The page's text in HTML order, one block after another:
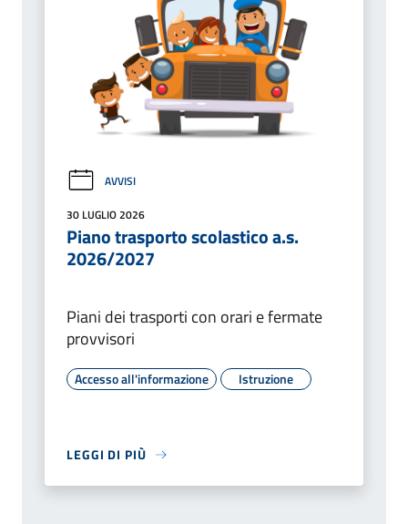
AVVISI
30 LUGLIO 2026
Piano trasporto scolastico a.s.
2026/2027
Piani dei trasporti con orari e fermate
provvisori
Accesso all'informazione Istruzione
LEGGI DI PIÙ